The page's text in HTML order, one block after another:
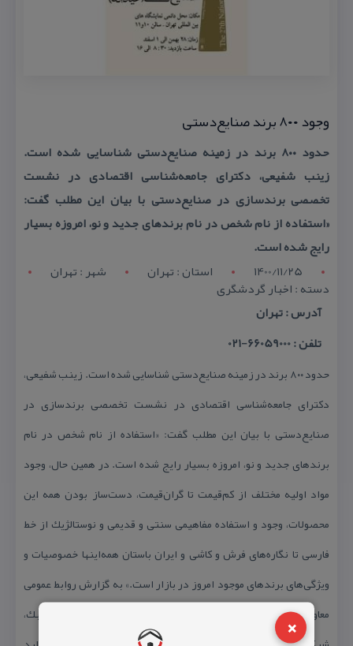
×
وجود ۸۰۰ برند صنایع‌دستی
حدود ۸۰۰ برند در زمینه صنایع‌دستی شناسایی شده است.
زینب شفیعی، دكترای جامعه‌شناسی اقتصادی در نشست
تخصصی برندسازی در صنایع‌دستی با بیان این مطلب گفت:
«استفاده از نام شخص در نام برندهای جدید و نو، امروزه بسیار
رایج شده است.
1400/11/25
استان : تهران شهر : تهران
دسته : اخبار گردشگری
آدرس : تهران
تلفن : 66059000-021
حدود ۸۰۰ برند در زمینه صنایع‌دستی شناسایی شده است. زینب شفیعی،
دكترای جامعه‌شناسی اقتصادی در نشست تخصصی برندسازی در
صنایع‌دستی با بیان این مطلب گفت: «استفاده از نام شخص در نام
برندهای جدید و نو، امروزه بسیار رایج شده است. در همین حال، وجود
مواد اولیه مختلف از كم‌قیمت تا گران‌قیمت، دست‌ساز بودن همه این
محصولات، وجود و استفاده مفاهیمی سنتی و قدیمی و نوستالژیك از خط
فارسی تا نگاره‌های فرش و كاشی و ایران باستان همه‌اینها خصوصیات و
ویژگی‌های برندهای موجود امروز در بازار است.» به گزارش روابط عمومی
معاونت صنایع‌دستی وی با تاكید بر چهار ویژگی برندها شامل تمایز، سبك،